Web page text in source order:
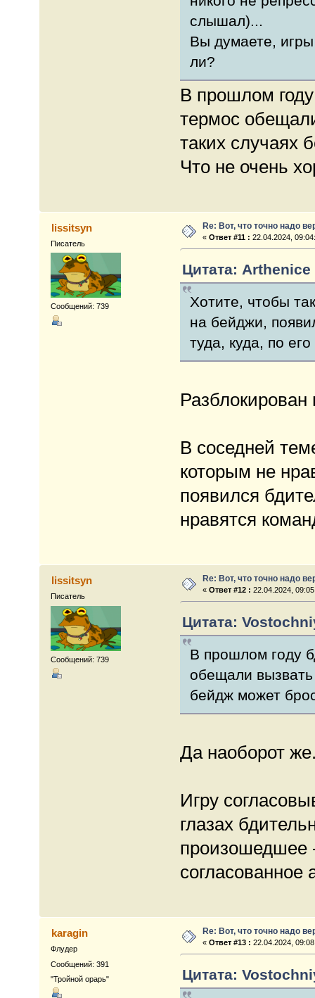
слышал)...
Вы думаете,
ли?
В прошлом
термос
таких случаях
Что не очень
lissitsyn
Писатель
Сообщений: 739
Re: Вот, что точно надо
«Ответ #11 : 22.04.2024,
Цитата: Arthenice
Хотите, чтобы
на бейджи,
туда, куда, по
В соседней
которым не
появился
нравятся
lissitsyn
Писатель
Сообщений: 739
Re: Вот, что точно надо
«Ответ #12 : 22.04.2024,
Цитата:
В прошлом году
обещали вызвать
бейдж может
Да наоборот
Игру
глазах
произошедшее
согласованное
karagin
Флудер
Сообщений: 391
"Тройной орарь"
Re: Вот, что точно надо
«Ответ #13 : 22.04.2024,
Цитата: